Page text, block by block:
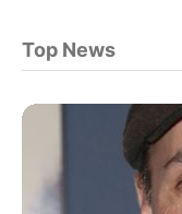
Top News